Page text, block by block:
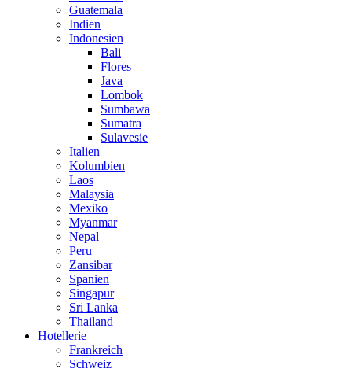
Guatemala
Indien
Indonesien
Bali
Flores
Java
Lombok
Sumbawa
Sumatra
Sulavesie
Italien
Kolumbien
Laos
Malaysia
Mexiko
Myanmar
Nepal
Peru
Zansibar
Spanien
Singapur
Sri Lanka
Thailand
Hotellerie
Frankreich
Schweiz